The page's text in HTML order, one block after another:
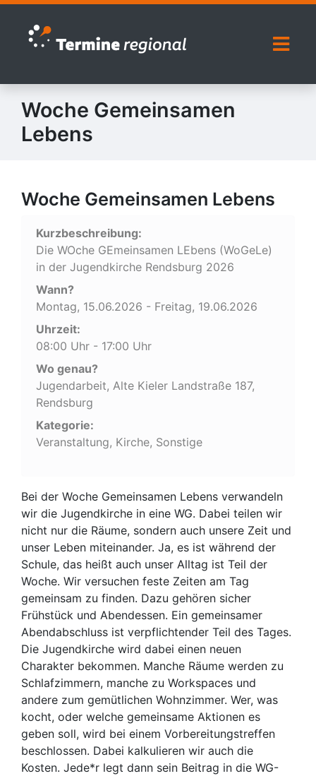
Zur Navigation springen
Zum Inhalt springen
Woche Gemeinsamen
Lebens
Woche Gemeinsamen Lebens
Kurzbeschreibung:
Die WOche GEmeinsamen LEbens (WoGeLe)
in der Jugendkirche Rendsburg 2026
Wann?
Montag, 15.06.2026 - Freitag, 19.06.2026
Uhrzeit:
08:00 Uhr - 17:00 Uhr
Wo genau?
Jugendarbeit, Alte Kieler Landstraße 187,
Rendsburg
Kategorie:
Veranstaltung, Kirche, Sonstige
Bei der Woche Gemeinsamen Lebens verwandeln
wir die Jugendkirche in eine WG. Dabei teilen wir
nicht nur die Räume, sondern auch unsere Zeit und
unser Leben miteinander. Ja, es ist während der
Schule, das heißt auch unser Alltag ist Teil der
Woche. Wir versuchen feste Zeiten am Tag
gemeinsam zu finden. Dazu gehören sicher
Frühstück und Abendessen. Ein gemeinsamer
Abendabschluss ist verpflichtender Teil des Tages.
Die Jugendkirche wird dabei einen neuen
Charakter bekommen. Manche Räume werden zu
Schlafzimmern, manche zu Workspaces und
andere zum gemütlichen Wohnzimmer. Wer, was
kocht, oder welche gemeinsame Aktionen es
geben soll, wird bei einem Vorbereitungstreffen
beschlossen. Dabei kalkulieren wir auch die
Kosten. Jede*r legt dann sein Beitrag in die WG-